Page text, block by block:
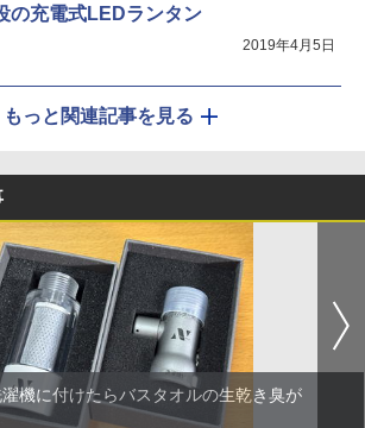
の充電式LEDランタン
2019年4月5日
もっと関連記事を見る
機に付けたらバスタオルの生乾き臭が